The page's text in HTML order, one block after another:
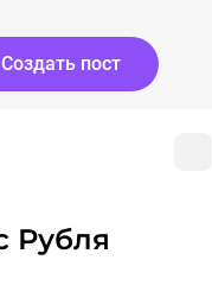
Создать пост